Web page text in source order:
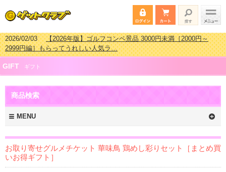
2026/02/03【2026年版】ゴルフコンペ景品 3000円未満［2000円～
2999円編］もらってうれしい人気ラ…
2026/07/15【2026年版】ビンゴゲーム景品おすすめ金額別人気ランキ
ング 更新しました！
2026/04/03【2026年版】ゴルフコンペ景品 3000円未満［2000円～
2999円編］もらってうれしい人気ラ…
2026/02/16
新しました！
GIFT ギフト
商品検索
MENU
お取り寄せグルメチケット 華味鳥 鶏めし彩りセット［まとめ買
いお得ギフト］